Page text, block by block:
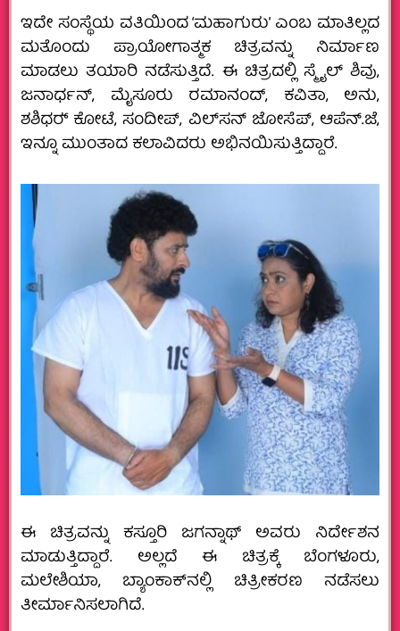
ಇದೇ ಸಂಸ್ಥೆಯ ವತಿಯಿಂದ ‘ಮಹಾಗುರು’ ಎಂಬ ಮಾತಿಲ್ಲದ
ಮತೊಂದು ಪ್ರಾಯೋಗಾತ್ಮಕ ಚಿತ್ರವನ್ನು ನಿರ್ಮಾಣ
ಮಾಡಲು ತಯಾರಿ ನಡೆಸುತ್ತಿದೆ. ಈ ಚಿತ್ರದಲ್ಲಿ ಸ್ಮೈಲ್‍ ಶಿವು,
ಜನಾರ್ಧನ್, ಮೈಸೂರು ರಮಾನಂದ್, ಕವಿತಾ, ಅನು,
ಶಶಿಧರ್‍ ಕೋಟೆ, ಸಂದೀಪ್, ವಿಲ್‍ಸನ್‍ ಜೋಸೆಪ್, ಆಪೆನ್.ಜೆ,
ಇನ್ನೂ ಮುಂತಾದ ಕಲಾವಿದರು ಅಭಿನಯಿಸುತ್ತಿದ್ದಾರೆ.
ಈ ಚಿತ್ರವನ್ನು ಕಸ್ತೂರಿ ಜಗನ್ನಾಥ್ ಅವರು ನಿರ್ದೇಶನ
ಮಾಡುತ್ತಿದ್ದಾರೆ. ಅಲ್ಲದೆ ಈ ಚಿತ್ರಕ್ಕೆ ಬೆಂಗಳೂರು,
ಮಲೇಶಿಯಾ, ಬ್ಯಾಂಕಾಕ್‍ನಲ್ಲಿ ಚಿತ್ರೀಕರಣ ನಡೆಸಲು
ತೀರ್ಮಾನಿಸಲಾಗಿದೆ.